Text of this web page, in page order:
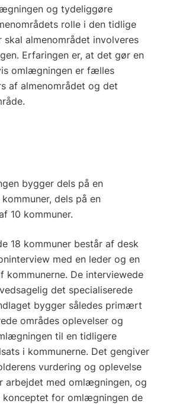
og tydeliggøre
rolle i den tidlige
almenområdet involveres
Erfaringen er, at det gør en
omlægningen er fælles
af almenområdet og det
bygger dels på en
dels på en
10 kommuner.
18 kommuner består af desk
med en leder og en
kommunerne. De interviewede
det specialiserede
bygger således primært
områdes oplevelser og
til en tidligere
i kommunerne. Det gengiver
vurdering og oplevelse
arbejdet med omlægningen, og
konceptet for omlægningen de